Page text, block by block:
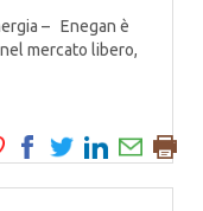
– Enegan è
mercato libero,